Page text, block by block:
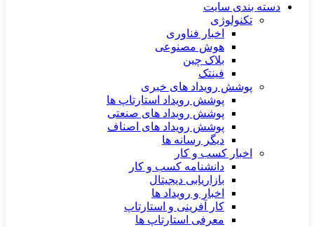
دسته بندی سایت
تکنولوژی
اخبار فناوری
هوش مصنوعی
بلاک چین
فینتک
پوشش رویداد های خبری
پوشش رویداد استارتاپ ها
پوشش رویداد های صنعتی
پوشش رویداد های اصناف
دیگر رسانه ها
اخبار کسب و کار
دانشنامه کسب و کار
بازاریابی دیجیتال
اخبار و رویداد ها
کار آفرینی و استارتاپ
معرفی استارتاپ ها